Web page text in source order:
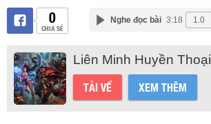
0
CHIA SẺ
Nghe đọc bài 3:18
Liên Minh Huyền Thoại
TẢI VỀ XEM THÊM